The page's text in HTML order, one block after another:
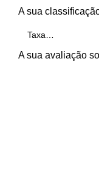
A sua
A sua avaliação